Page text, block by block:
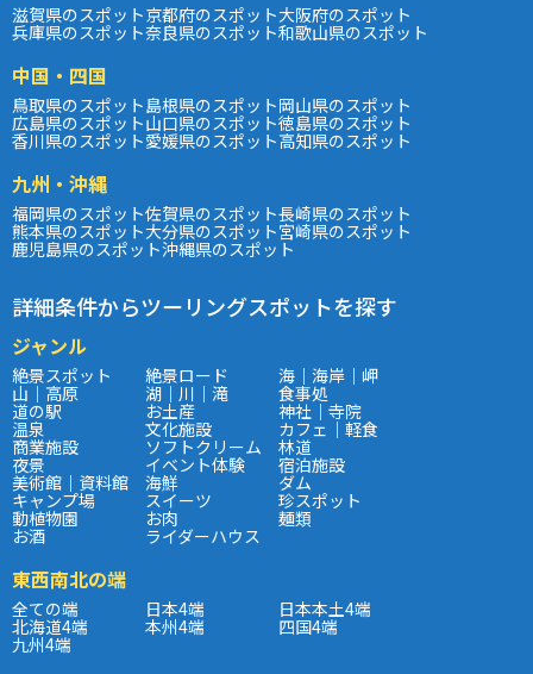
滋賀県のスポット京都府のスポット大阪府のスポット
兵庫県のスポット奈良県のスポット和歌山県のスポット
中国・四国
鳥取県のスポット島根県のスポット岡山県のスポット
広島県のスポット山口県のスポット徳島県のスポット
香川県のスポット愛媛県のスポット高知県のスポット
九州・沖縄
福岡県のスポット佐賀県のスポット長崎県のスポット
熊本県のスポット大分県のスポット宮崎県のスポット
鹿児島県のスポット沖縄県のスポット
詳細条件からツーリングスポットを探す
ジャンル
絶景スポット 絶景ロード 海｜海岸｜岬
山｜高原 湖｜川｜滝 食事処
道の駅 お土産 神社｜寺院
温泉 文化施設 カフェ｜軽食
商業施設 ソフトクリーム 林道
夜景 イベント体験 宿泊施設
美術館｜資料館 海鮮 ダム
キャンプ場 スイーツ 珍スポット
動植物園 お肉 麺類
お酒 ライダーハウス
東西南北の端
全ての端 日本4端 日本本土4端
北海道4端 本州4端 四国4端
九州4端